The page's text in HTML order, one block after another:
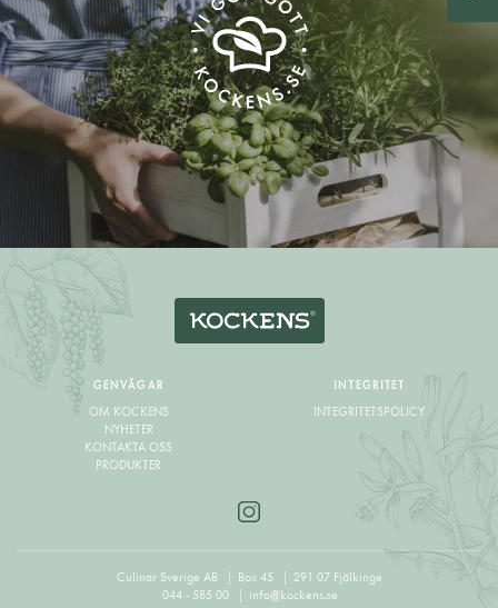
GENVÄGAR
OM KOCKENS
NYHETER
KONTAKTA OSS
PRODUKTER
INTEGRITET
INTEGRITETSPOLICY
Culinar Sverige AB Box 45
291 07 Fjälkinge
044 - 585 00
info@kockens.se